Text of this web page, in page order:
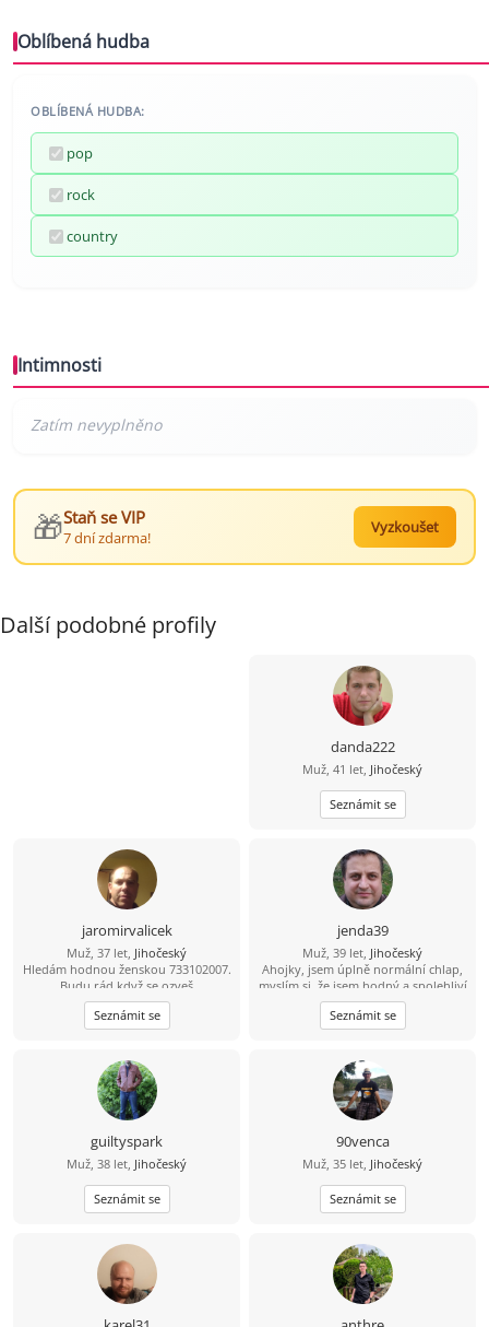
Oblíbená hudba
OBLÍBENÁ HUDBA:
pop
rock
country
Intimnosti
🎁Staň se VIP
7 dní zdarma!
Vyzkoušet
Další podobné profily
danda222
Muž, 41 let, Jihočeský
Seznámit se
jaromirvalicek
Muž, 37 let, Jihočeský
Hledám hodnou ženskou 733102007.
Budu rád když se ozveš
Seznámit se
jenda39
Muž, 39 let, Jihočeský
Ahojky, jsem úplně normální chlap,
myslím si, že jsem hodný a spolehliví
a že nezkazím žádnou srandu.
Hledám k sobě partnerku na
společnou a pohodovou cestu
překážkou????
Seznámit se
guiltyspark
Muž, 38 let, Jihočeský
Seznámit se
90venca
Muž, 35 let, Jihočeský
Seznámit se